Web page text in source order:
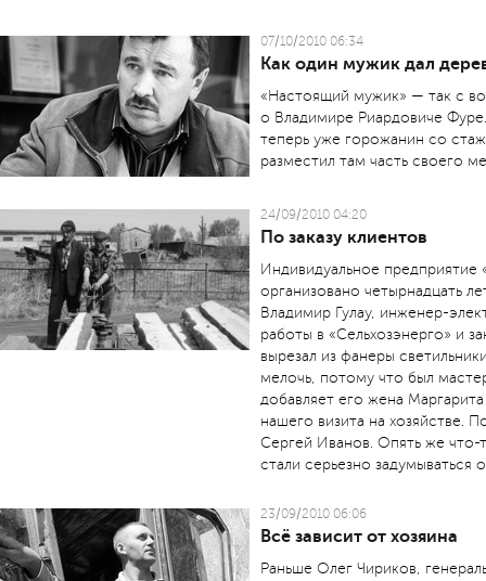
07/10/2010 06:34
Как один мужик дал
«Настоящий мужик» — так с
о Владимире Риардовиче
теперь уже горожанин со
разместил там часть своего
24/09/2010 04:20
По заказу клиентов
Индивидуальное предприятие
организовано четырнадцать
Владимир Гулау, инженер-
работы в «Сельхозэнерго» и
вырезал из фанеры
мелочь, потому что был
добавляет его жена
нашего визита на хозяйстве.
Сергей Иванов. Опять же что-
стали серьезно задумываться
23/09/2010 06:06
Всё зависит от хозяина
Раньше Олег Чириков,